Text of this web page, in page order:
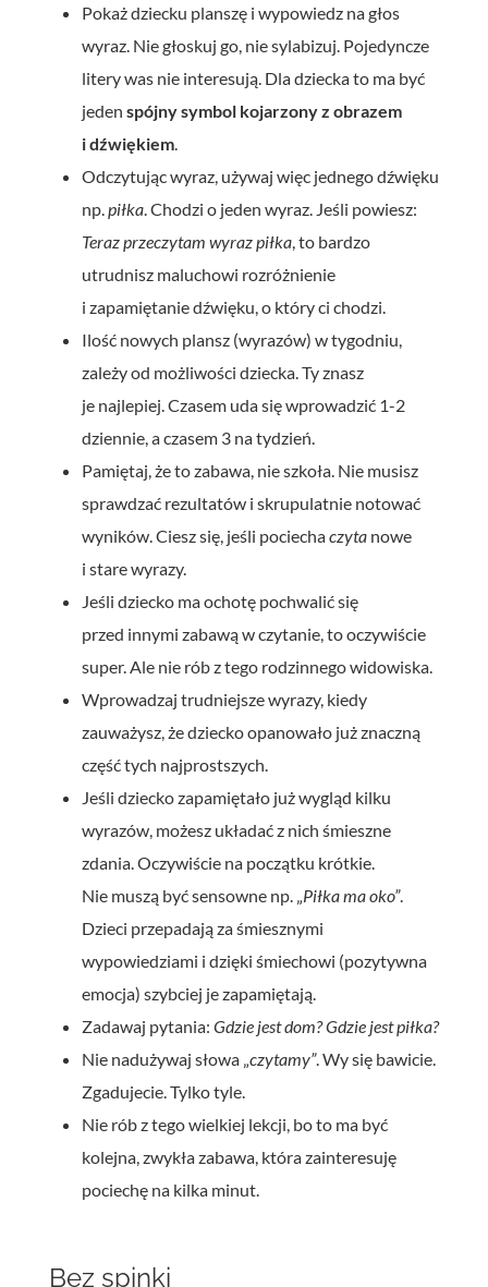
Pokaż dziecku planszę i wypowiedz na głos
wyraz. Nie głoskuj go, nie sylabizuj. Pojedyncze
litery was nie interesują. Dla dziecka to ma być
jeden spójny symbol kojarzony z obrazem
i dźwiękiem.
Odczytując wyraz, używaj więc jednego dźwięku
np.piłka. Chodzi o jeden wyraz. Jeśli powiesz:
Teraz przeczytam wyraz piłka, to bardzo
utrudnisz maluchowi rozróżnienie
i zapamiętanie dźwięku, o który ci chodzi.
Ilość nowych plansz (wyrazów) w tygodniu,
zależy od możliwości dziecka. Ty znasz
je najlepiej. Czasem uda się wprowadzić 1-2
dziennie, a czasem 3 na tydzień.
Pamiętaj, że to zabawa, nie szkoła. Nie musisz
sprawdzać rezultatów i skrupulatnie notować
wyników. Ciesz się, jeśli pociechaczytanowe
i stare wyrazy.
Jeśli dziecko ma ochotę pochwalić się
przed innymi zabawą w czytanie, to oczywiście
super. Ale nie rób z tego rodzinnego widowiska.
Wprowadzaj trudniejsze wyrazy, kiedy
zauważysz, że dziecko opanowało już znaczną
część tych najprostszych.
Jeśli dziecko zapamiętało już wygląd kilku
wyrazów, możesz układać z nich śmieszne
zdania. Oczywiście na początku krótkie.
Nie muszą być sensowne np. „Piłka ma oko”.
Dzieci przepadają za śmiesznymi
wypowiedziami i dzięki śmiechowi (pozytywna
emocja) szybciej je zapamiętają.
Zadawaj pytania: Gdzie jest dom? Gdzie jest piłka?
Nie nadużywaj słowa „czytamy”. Wy się bawicie.
Zgadujecie. Tylko tyle.
Nie rób z tego wielkiej lekcji, bo to ma być
kolejna, zwykła zabawa, która zainteresuję
pociechę na kilka minut.
Bez spinki